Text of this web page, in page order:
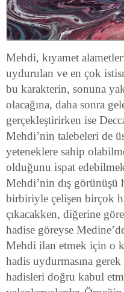
Mehdi, kıyamet
uydurulan ve en çok
bu karakterin, sonuna
olacağına, daha sonra
gerçekleştirirken ise
Mehdi’nin talebeleri de
yeteneklere sahip
olduğunu ispat
Mehdi’nin dış görünüşü
birbiriyle çelişen birçok
çıkacakken, diğerine
hadise göreyse
Mehdi ilan etmek için o
hadis uydurmasına
hadisleri doğru kabul